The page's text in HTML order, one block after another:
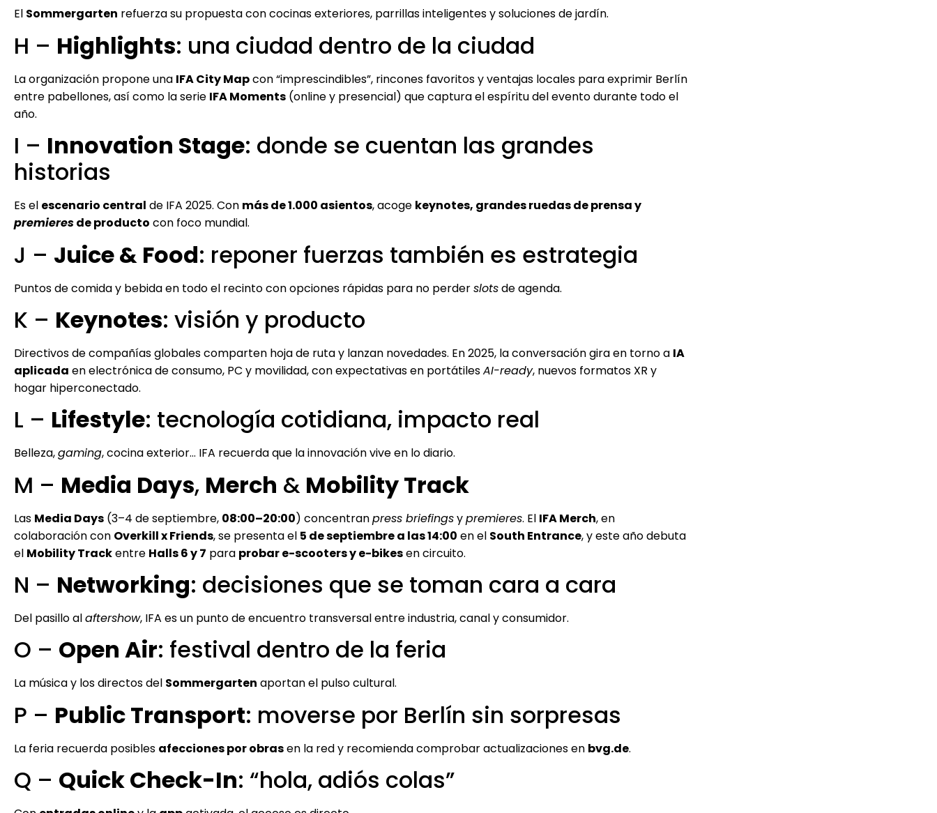
El Sommergarten refuerza su propuesta con cocinas exteriores, parrillas inteligentes y soluciones de jardín.
H – Highlights: una ciudad dentro de la ciudad
La organización propone una IFA City Mapcon “imprescindibles”, rincones favoritos y ventajas locales para exprimir Berlín
entre pabellones, así como la serie IFA Moments (online y presencial) que captura el espíritu del evento durante todo el
año.
I – Innovation Stage: donde se cuentan las grandes
historias
Es el escenario central de IFA 2025. Con más de 1.000 asientos, acoge keynotes, grandes ruedas de prensa y
premieresde producto con foco mundial.
J – Juice & Food: reponer fuerzas también es estrategia
Puntos de comida y bebida en todo el recinto con opciones rápidas para no perderslotsde agenda.
K – Keynotes: visión y producto
Directivos de compañías globales comparten hoja de ruta y lanzan novedades. En 2025, la conversación gira en torno a IA
aplicada en electrónica de consumo, PC y movilidad, con expectativas en portátilesAI-ready, nuevos formatos XR y
hogar hiperconectado.
L – Lifestyle: tecnología cotidiana, impacto real
Belleza,gaming, cocina exterior… IFA recuerda que la innovación vive en lo diario.
M – Media Days, Merch & Mobility Track
Las Media Days (3–4 de septiembre, 08:00–20:00) concentranpress briefingsypremieres. El IFA Merch, en
colaboración con Overkill x Friends, se presenta el 5 de septiembre a las 14:00 en el South Entrance, y este año debuta
el Mobility Trackentre Halls 6 y 7 para probar e-scooters y e-bikesen circuito.
N – Networking: decisiones que se toman cara a cara
Del pasillo alaftershow, IFA es un punto de encuentro transversal entre industria, canal y consumidor.
O – Open Air: festival dentro de la feria
La música y los directos del Sommergarten aportan el pulso cultural.
P – Public Transport: moverse por Berlín sin sorpresas
La feria recuerda posibles afecciones por obrasen la red y recomienda comprobar actualizaciones en bvg.de.
Q – Quick Check-In: “hola, adiós colas”